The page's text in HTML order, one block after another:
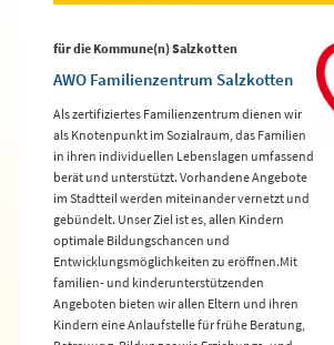
für die Kommune(n) Salzkotten
AWO Familienzentrum Salzkotten
Als zertifiziertes Familienzentrum dienen wir
als Knotenpunkt im Sozialraum, das Familien
in ihren individuellen Lebenslagen umfassend
berät und unterstützt. Vorhandene Angebote
im Stadtteil werden miteinander vernetzt und
gebündelt. Unser Ziel ist es, allen Kindern
optimale Bildungschancen und
Entwicklungsmöglichkeiten zu eröffnen.Mit
familien- und kinderunterstützenden
Angeboten bieten wir allen Eltern und ihren
Kindern eine Anlaufstelle für frühe Beratung,